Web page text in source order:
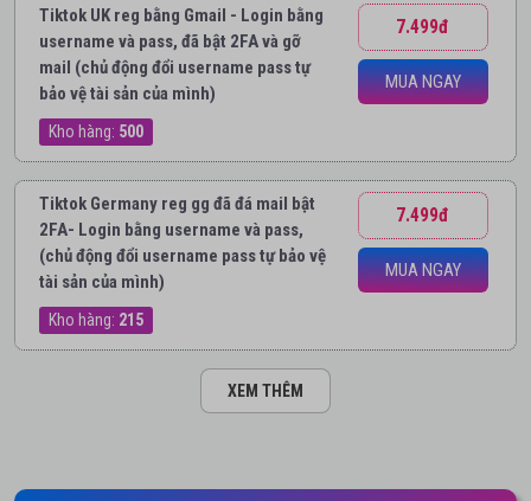
Tiktok UK reg bằng Gmail - Login bằng
username và pass, đã bật 2FA và gỡ
mail (chủ động đổi username pass tự
bảo vệ tài sản của mình)
Kho hàng: 500
7.499đ
MUA NGAY
Tiktok Germany reg gg đã đá mail bật
2FA- Login bằng username và pass,
(chủ động đổi username pass tự bảo vệ
tài sản của mình)
Kho hàng: 215
7.499đ
MUA NGAY
XEM THÊM